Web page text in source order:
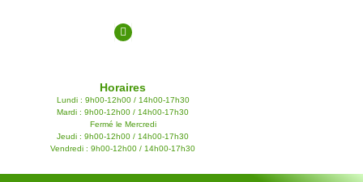
Horaires
Lundi : 9h00-12h00 / 14h00-17h30
Mardi : 9h00-12h00 / 14h00-17h30
Fermé le Mercredi
Jeudi : 9h00-12h00 / 14h00-17h30
Vendredi : 9h00-12h00 / 14h00-17h30